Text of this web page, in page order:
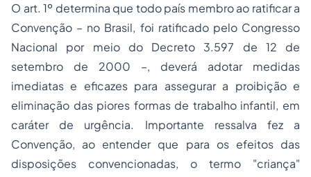
O art. 1º determina que todo país membro ao ratificar a
Convenção – no Brasil, foi ratificado pelo Congresso
Nacional por meio do Decreto 3.597 de 12 de
setembro de 2000 –, deverá adotar medidas
imediatas e eficazes para assegurar a proibição e
eliminação das piores formas de trabalho infantil, em
caráter de urgência. Importante ressalva fez a
Convenção, ao entender que para os efeitos das
disposições convencionadas, o termo "criança"